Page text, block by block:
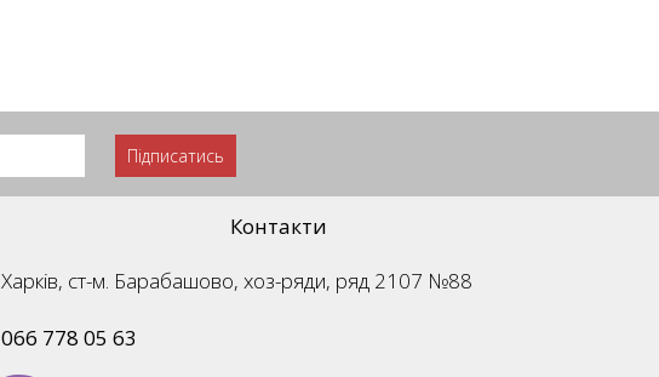
Підписатись
Контакти
Харків, ст-м. Барабашово, хоз-ряди, ряд 2107 №88
066 778 05 63